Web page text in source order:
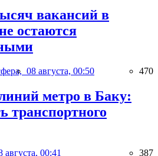
вакансий в
остаются
08 августа, 00:50 470
метро в Баку:
транспортного
августа, 00:41 387